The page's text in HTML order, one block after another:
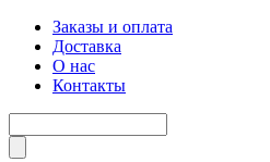
Заказы и оплата
Доставка
О нас
Контакты